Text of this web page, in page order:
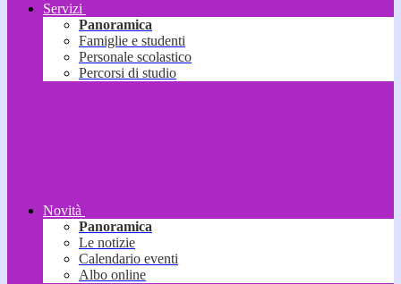
Servizi
Panoramica
Famiglie e studenti
Personale scolastico
Percorsi di studio
Novità
Panoramica
Le notizie
Calendario eventi
Albo online